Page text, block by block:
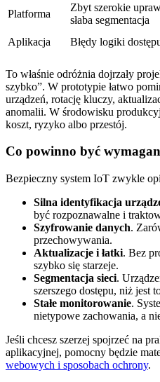
Platforma
Zbyt szerokie
słaba segmentacja
Aplikacja
Błędy logiki
To właśnie odróżnia dojrzały
szybko”. W prototypie łatwo
urządzeń, rotację kluczy,
anomalii. W środowisku
koszt, ryzyko albo przestój.
Co powinno być
Bezpieczny system IoT zwykle
Silna identyfikacja
być rozpoznawalne i
Szyfrowanie danych.
przechowywania.
Aktualizacje i łatki. Bez
szybko się starzeje.
Segmentacja sieci.
szerszego dostępu, niż jest
Stałe monitorowanie.
nietypowe zachowania, a
Jeśli chcesz szerzej spojrzeć na
aplikacyjnej, pomocny będzie
webowych i sposobach ochrony.